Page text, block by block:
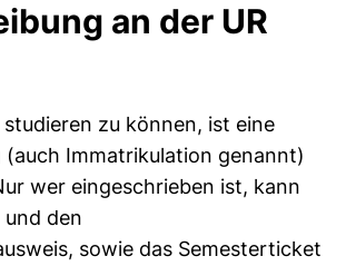
an der UR
an der UR
studieren zu können, ist eine
(auch Immatrikulation genannt)
wer eingeschrieben ist, kann
und den
sowie das Semesterticket